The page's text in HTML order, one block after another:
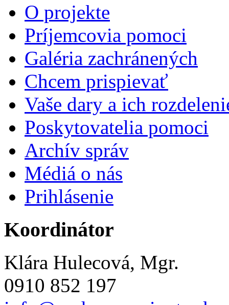
O projekte
Príjemcovia pomoci
Galéria zachránených
Chcem prispievať
Vaše dary a ich
Poskytovatelia pomoci
Archív správ
Médiá o nás
Prihlásenie
Koordinátor
Klára Hulecová, Mgr.
0910 852 197